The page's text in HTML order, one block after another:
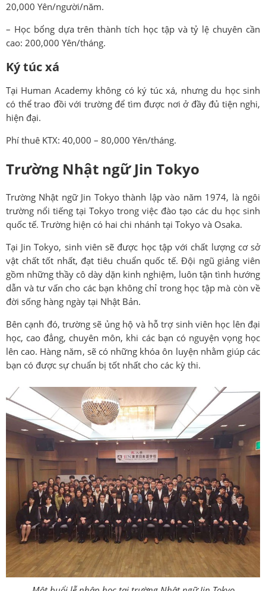
20,000 Yên/người/năm.
– Học bổng dựa trên thành tích học tập và tỷ lệ chuyên cần
cao: 200,000 Yên/tháng.
Ký túc xá
Tại Human Academy không có ký túc xá, nhưng du học sinh
có thể trao đồi với trường để tìm được nơi ở đầy đủ tiện nghi,
hiện đại.
Phí thuê KTX: 40,000 – 80,000 Yên/tháng.
Trường Nhật ngữ Jin Tokyo
Trường Nhật ngữ Jin Tokyo thành lập vào năm 1974, là ngôi
trường nổi tiếng tại Tokyo trong việc đào tạo các du học sinh
quốc tế. Trường hiện có hai chi nhánh tại Tokyo và Osaka.
Tại Jin Tokyo, sinh viên sẽ được học tập với chất lượng cơ sở
vật chất tốt nhất, đạt tiêu chuẩn quốc tế. Đội ngũ giảng viên
gồm những thầy cô dày dặn kinh nghiệm, luôn tận tình hướng
dẫn và tư vấn cho các bạn không chỉ trong học tập mà còn về
đời sống hàng ngày tại Nhật Bản.
Bên cạnh đó, trường sẽ ủng hộ và hỗ trợ sinh viên học lên đại
học, cao đẳng, chuyên môn, khi các bạn có nguyện vọng học
lên cao. Hàng năm, sẽ có những khóa ôn luyện nhằm giúp các
bạn có được sự chuẩn bị tốt nhất cho các kỳ thi.